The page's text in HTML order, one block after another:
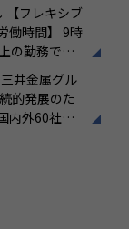
躍できるポジ
保守まで一
応じて、シ
割から、プ
す。
ループ会社
【フレキシブ
働時間】 9時
13.7時間）
井金属グル
的発展のた
内外60社の
た働き方